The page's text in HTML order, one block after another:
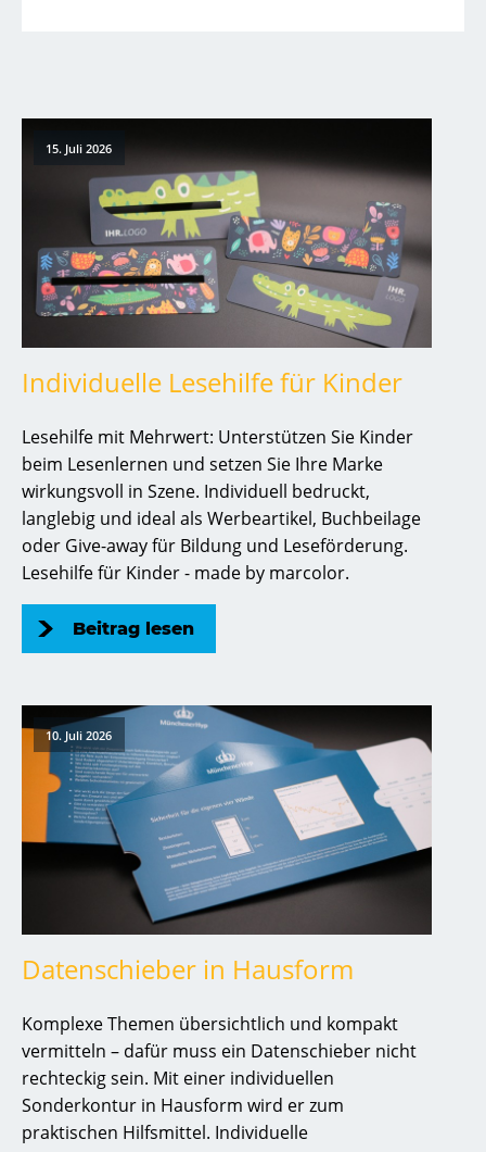
15. Juli 2026
Individuelle Lesehilfe für Kinder
Lesehilfe mit Mehrwert: Unterstützen Sie Kinder
beim Lesenlernen und setzen Sie Ihre Marke
wirkungsvoll in Szene. Individuell bedruckt,
langlebig und ideal als Werbeartikel, Buchbeilage
oder Give-away für Bildung und Leseförderung.
Lesehilfe für Kinder - made by marcolor.
Beitrag lesen
10. Juli 2026
Datenschieber in Hausform
Komplexe Themen übersichtlich und kompakt
vermitteln – dafür muss ein Datenschieber nicht
rechteckig sein. Mit einer individuellen
Sonderkontur in Hausform wird er zum
praktischen Hilfsmittel. Individuelle